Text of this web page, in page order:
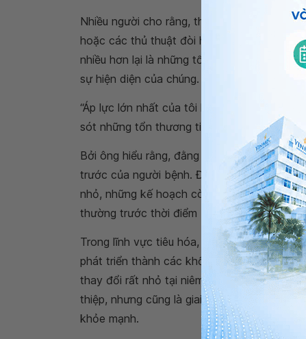
Nhiều người cho rằng, thách thức lớn nhất
hoặc các thủ thuật đòi hỏi kỹ thuật cao.
nhiều hơn lại là những tổn thương rất nhỏ,
sự hiện diện của chúng.
“Áp lực lớn nhất của tôi không phải là xử lý
sót những tổn thương tiền ung thư hoặc
Bởi ông hiểu rằng, đằng sau một tổn
trước của người bệnh. Đó có thể là những
nhỏ, những kế hoạch còn chưa hoàn
thường trước thời điểm bệnh được phát
Trong lĩnh vực tiêu hóa, ung thư thường
phát triển thành các khối u ác tính, bệnh
thay đổi rất nhỏ tại niêm mạc. Đây chính là
thiệp, nhưng cũng là giai đoạn dễ bị bỏ qua
khỏe mạnh.